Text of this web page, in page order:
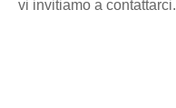
vi invitiamo a contattarci.